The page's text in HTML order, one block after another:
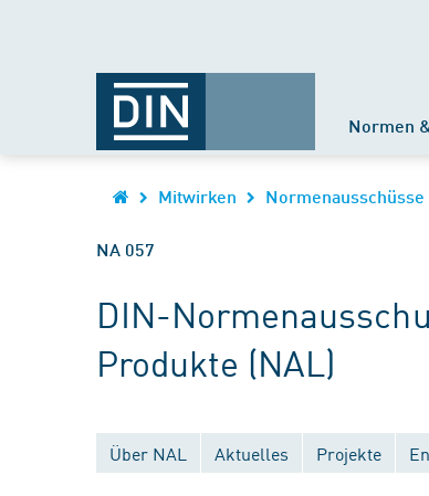
Normen
Mitwirken Normenausschüsse
NA 057
DIN-
Produkte (NAL)
Über NAL Aktuelles Projekte